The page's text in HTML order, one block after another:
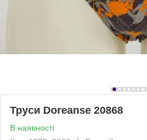
Труси Doreanse 20868
В наявності